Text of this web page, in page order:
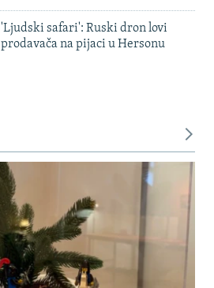
'Ljudski safari': Ruski dron lovi
prodavača na pijaci u Hersonu